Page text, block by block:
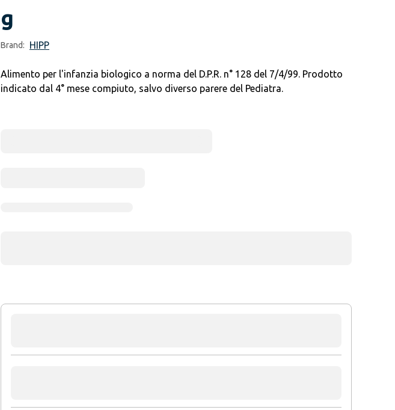
g
Brand: HIPP
Alimento per l'infanzia biologico a norma del D.P.R. n° 128 del 7/4/99. Prodotto
indicato dal 4° mese compiuto, salvo diverso parere del Pediatra.